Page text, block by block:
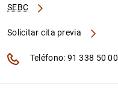
SEBC
Solicitar cita previa
Teléfono: 91 338 50 00